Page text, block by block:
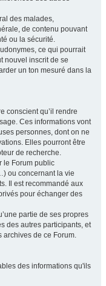
des malades,
de contenu pouvant
ou la sécurité.
ce qui pourrait
nouvel inscrit de se
un ton mesuré dans la
conscient qu’il rendre
Ces informations vont
personnes, dont on ne
Elles pourront être
de recherche.
le Forum public
ou concernant la vie
Il est recommandé aux
pour échanger des
partie de ses propres
des autres participants, et
archives de ce Forum.
des informations qu'ils